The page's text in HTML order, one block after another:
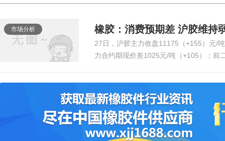
市场分析 橡胶：消费预期差 沪胶维持
27日，沪胶主力收盘11175（+155）元/
力合约期现价差1025元/吨（+105）；前